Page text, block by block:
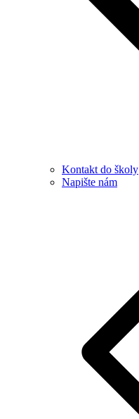
Kontakt do školy
Napište nám